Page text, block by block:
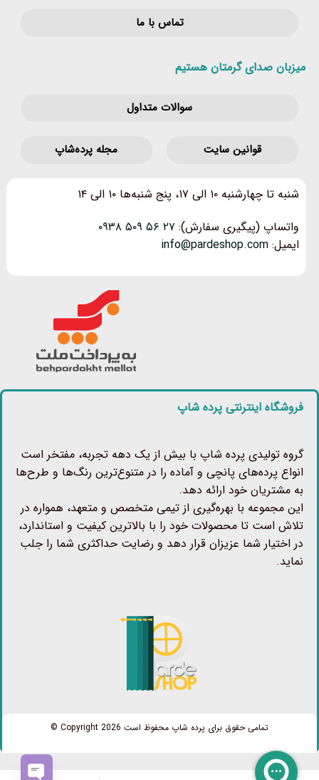
تماس با ما
میزبان صدای گرمتان هستیم
سوالات متداول
قوانین‌ سایت مجله پرده‌شاپ
شنبه تا چهارشنبه ۱۰ الی ۱۷، پنج شنبه‌ها ۱۰ الی ۱۴
واتساپ (پیگیری سفارش): ۲۷ ۵۶ ۵۰۹ ۰۹۳۸
ایمیل: info@pardeshop.com
فروشگاه اینترنتی پرده شاپ
گروه تولیدی پرده شاپ با بیش از یک دهه تجربه، مفتخر است
انواع پرده‌های پانچی و آماده را در متنوع‌ترین رنگ‌ها و طرح‌ها
به مشتریان خود ارائه دهد.
این مجموعه با بهره‌گیری از تیمی متخصص و متعهد، همواره در
تلاش است تا محصولات خود را با بالاترین کیفیت و استاندارد،
در اختیار شما عزیزان قرار دهد و رضایت حداکثری شما را جلب
نماید.
تمامی حقوق برای پرده شاپ محفوظ است Copyright 2026 ©